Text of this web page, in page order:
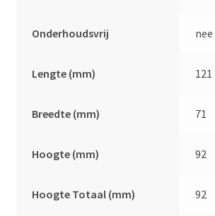
Onderhoudsvrij nee
Lengte (mm) 121
Breedte (mm) 71
Hoogte (mm) 92
Hoogte Totaal (mm) 92